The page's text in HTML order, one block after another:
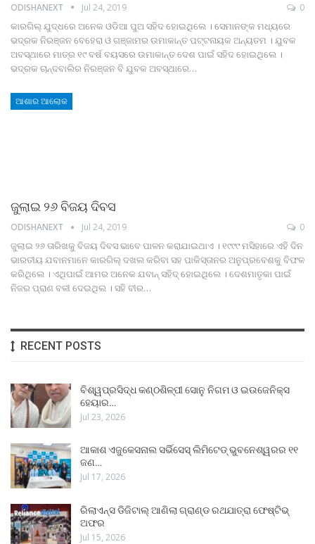
ODISHANEXT Jul 24, 2019 0
କାରଗିଲ୍‌ ଯୁଦ୍ଧରେ ଅନେକ ଓଡିଆ ପୁଅ ସହିଦ ହୋଇଥିଲେ । ସେମାନଙ୍କ ମଧ୍ୟରେ
ଭଦ୍ରକ ନିରଞ୍ଜନ ବେହେରା ଓ ଗଞ୍ଜାମର ଉମାକାନ୍ତ ପଟ୍ଟନାୟକ ଅନ୍ୟତମ । ଯୁବକ
ଅବସ୍ଥାରେ ମାତ୍ର ୧୯ ବର୍ଷ ବୟସରେ ଉମାକାନ୍ତ ଦେଶ ପାଇଁ ସହିଦ ହୋଇଥିଲେ ।
ଭଦ୍ରକ ଚାନ୍ଦବାଲିର ନିରଞ୍ଜନ ବି ଯୁବକ ଅବସ୍ଥାରେ…
ଆଶାର ଆଲୋକ
ଜୁଲାଇ ୨୬ ବିଜୟ ଦିବସ
ODISHANEXT Jul 24, 2019 0
ଜୁଲାଇ ୨୬ ତାରିଖକୁ ବିଜୟ ଦିବସ ଭାବେ ପାଳନ କରାଯାଇଥାଏ । ୧୯୯୯ ମସିହାରେ ଏହି ଦିନ
ଭାରତୀୟ ଯବାନମାନେ କାରଗିଲ୍‌ ଦଖଲ କରିବା ସହ ପାକିସ୍ତାନର ଅନୁପ୍ରବେଶକୁ ବିଫଳ
କରିଥିଲେ । ଏଥିପାଇଁ ଆମର ଅନେକ ଯବାନ୍‌ ସହିଦ୍‌ ହୋଇଥିଲେ । ଦେଶମାତୃକା ପାଇଁ
ନିଜର ପ୍ରାଣ ବଳୀ ଦେଇଥିଲ । ସହି ବୀର…
RECENT POSTS
ବିଶ୍ୱପ୍ରସିଦ୍ଧ କଣ୍ଠଶିଳ୍ପୀ ସୋନୁ ନିଗମ ଓ ଇଉଜେନିକ୍ସ
ହେୟାର…
Jul 23, 2026
ଆକାଶ ଏଜୁକେସନାଲ ସର୍ଭିସେସ୍ ଲିମିଟେଡ୍ ଭୁବନେଶ୍ୱରର ୧୧
ଜଣ…
Jul 17, 2026
ରିଲାଏନ୍ସ ଡିଜିଟାଲ୍ ଆଣିଲା ଗ୍ରାଣ୍ଡ ରଥଯାତ୍ରା ଫେଷ୍ଟିଭ୍
ଅଫର
Jul 15, 2026